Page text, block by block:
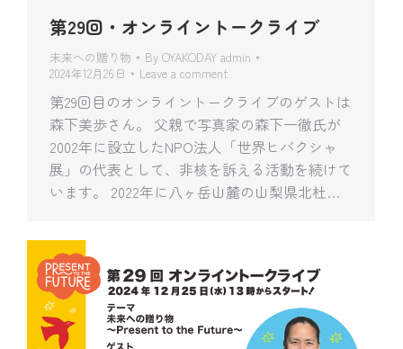
第29回・オンライントークライブ
未来への贈り物 By OYAKODAY admin
2024年12月26日
Leave a comment
第29回目のオンライントークライブのゲストは
森下美歩さん。 父親で写真家の森下一徹氏が
2002年に設立したNPO法人「世界ヒバクシャ
展」の代表として、非核を訴える活動を続けて
います。 2022年に八ヶ岳山麓の山梨県北杜…